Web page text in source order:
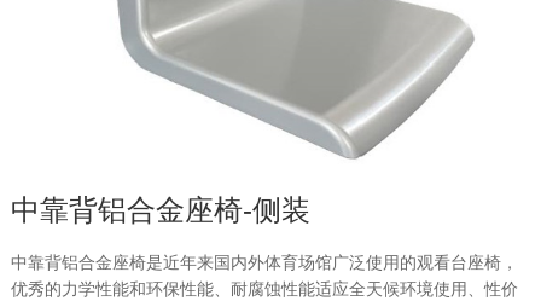
中靠背铝合金座椅-侧装
中靠背铝合金座椅是近年来国内外体育场馆广泛使用的观看台座椅，
优秀的力学性能和环保性能、耐腐蚀性能适应全天候环境使用、性价